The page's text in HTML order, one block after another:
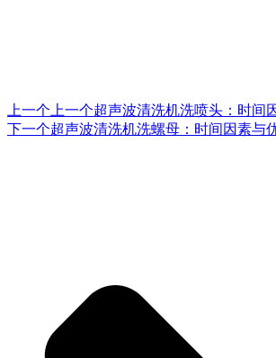
上一个 上一个超声波清洗机洗喷头：时间
下一个超声波清洗机洗螺母：时间因素与